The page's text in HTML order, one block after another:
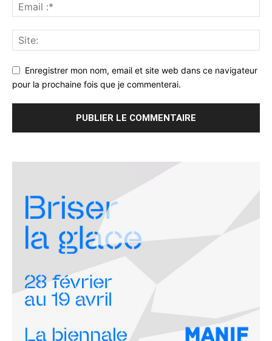
Enregistrer mon nom, email et site web dans ce navigateur
pour la prochaine fois que je commenterai.